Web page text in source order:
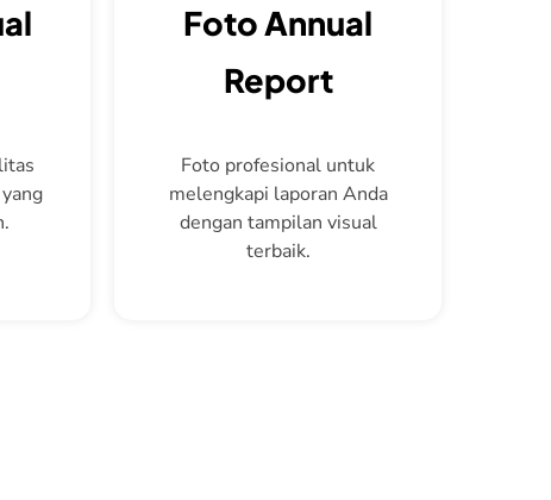
Foto Annual
Report
Foto profesional untuk
melengkapi laporan Anda
dengan tampilan visual
terbaik.